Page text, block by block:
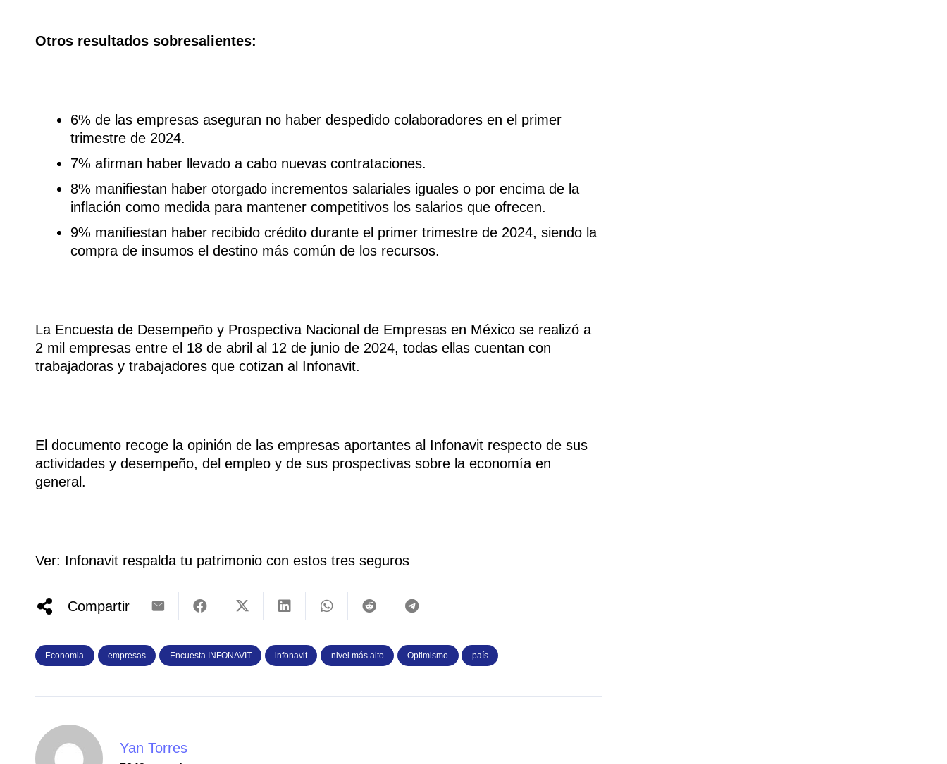
Otros resultados sobresalientes:
6% de las empresas aseguran no haber despedido colaboradores en el primer
trimestre de 2024.
7% afirman haber llevado a cabo nuevas contrataciones.
8% manifiestan haber otorgado incrementos salariales iguales o por encima de la
inflación como medida para mantener competitivos los salarios que ofrecen.
9% manifiestan haber recibido crédito durante el primer trimestre de 2024, siendo la
compra de insumos el destino más común de los recursos.
La Encuesta de Desempeño y Prospectiva Nacional de Empresas en México se realizó a
2 mil empresas entre el 18 de abril al 12 de junio de 2024, todas ellas cuentan con
trabajadoras y trabajadores que cotizan al Infonavit.
El documento recoge la opinión de las empresas aportantes al Infonavit respecto de sus
actividades y desempeño, del empleo y de sus prospectivas sobre la economía en
general.
Ver: Infonavit respalda tu patrimonio con estos tres seguros
Compartir
Economia empresas Encuesta INFONAVIT infonavit nivel más alto Optimismo país
Yan Torres